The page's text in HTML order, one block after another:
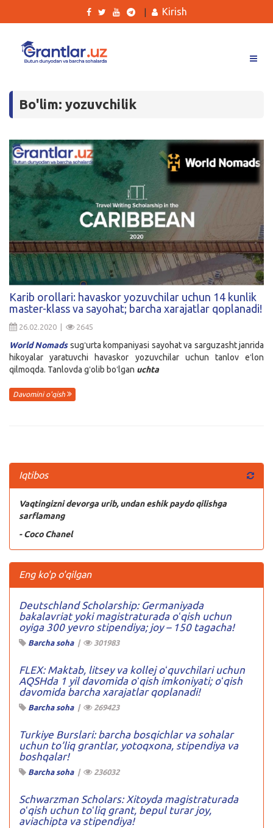
Tanlovlar
Kurslar
Blog
Yana
Qidirish
Kirish
Kirish
Bo'lim: yozuvchilik
Karib orollari: havaskor yozuvchilar uchun 14 kunlik
master-klass va sayohat; barcha xarajatlar qoplanadi!
26.02.2020 | 2645
World Nomadssugʻurta kompaniyasi sayohat va sarguzasht janrida
hikoyalar yaratuvchi havaskor yozuvchilar uchun tanlov eʻlon
qilmoqda. Tanlovda gʻolib boʻlgan uchta
Davomini o'qish
Iqtibos
Vaqtingizni devorga urib, undan eshik paydo qilishga
sarflamang
- Coco Chanel
Eng ko'p o'qilgan
Deutschland Scholarship: Germaniyada
bakalavriat yoki magistraturada oʻqish uchun
oyiga 300 yevro stipendiya; joy – 150 tagacha!
Barcha soha| 301983
FLEX: Maktab, litsey va kollej oʻquvchilari uchun
AQSHda 1 yil davomida oʻqish imkoniyati; oʻqish
davomida barcha xarajatlar qoplanadi!
Barcha soha| 269423
Turkiye Burslari: barcha bosqichlar va sohalar
uchun to’liq grantlar, yotoqxona, stipendiya va
boshqalar!
Barcha soha| 236032
Schwarzman Scholars: Xitoyda magistraturada
oʻqish uchun toʻliq grant, bepul turar joy,
aviachipta va stipendiya!